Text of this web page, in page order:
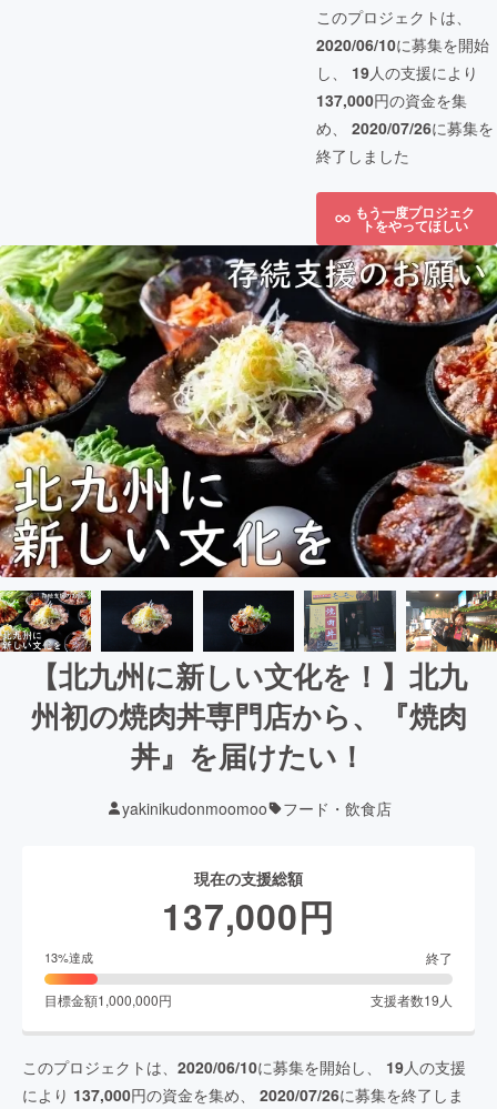
このプロジェクトは、
2020/06/10に募集を開始
し、 19人の支援により
137,000円の資金を集
め、 2020/07/26に募集を
終了しました
もう一度プロジェク
トをやってほしい
【北九州に新しい文化を！】北九
州初の焼肉丼専門店から、『焼肉
丼』を届けたい！
yakinikudonmoomoo フード・飲食店
現在の支援総額
137,000円
13%達成 終了
目標金額1,000,000円 支援者数19 人
このプロジェクトは、 2020/06/10に募集を開始し、 19人の支援
により 137,000円の資金を集め、 2020/07/26に募集を終了しま